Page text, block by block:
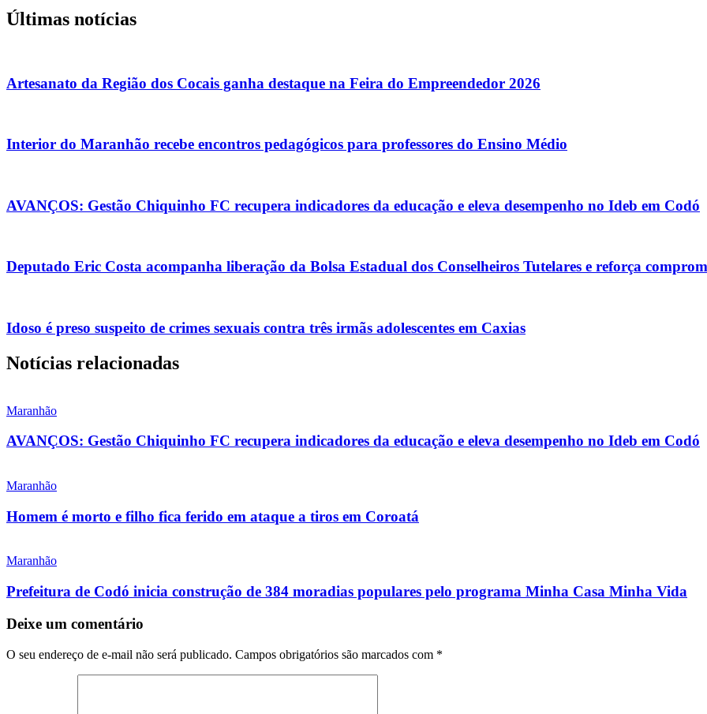
Últimas notícias
Artesanato da Região dos Cocais ganha destaque na Feira do Empreendedor 2026
Interior do Maranhão recebe encontros pedagógicos para professores do Ensino Médio
AVANÇOS: Gestão Chiquinho FC recupera indicadores da educação e eleva desempenho no Ideb em Codó
Deputado Eric Costa acompanha liberação da Bolsa Estadual dos Conselheiros Tutelares e reforça
Idoso é preso suspeito de crimes sexuais contra três irmãs adolescentes em Caxias
Notícias relacionadas
Maranhão
AVANÇOS: Gestão Chiquinho FC recupera indicadores da educação e eleva desempenho no Ideb em Codó
Maranhão
Homem é morto e filho fica ferido em ataque a tiros em Coroatá
Maranhão
Prefeitura de Codó inicia construção de 384 moradias populares pelo programa Minha Casa Minha Vida
Deixe um comentário
O seu endereço de e-mail não será publicado. Campos obrigatórios são marcados com *